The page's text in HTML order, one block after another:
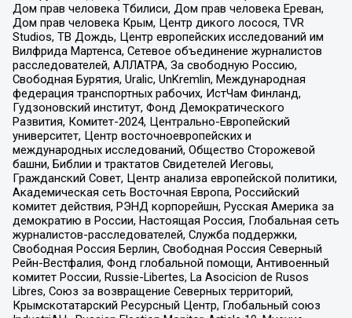
Дом прав человека Тбилиси, Дом прав человека Ереван,
Дом прав человека Крым, Центр дикого лосося, TVR
Studios, ТВ Дождь, Центр европейских исследований им
Вилфрида Мартенса, Сетевое объединение журналистов
расследователей, АЛЛАТРА, За свободную Россию,
Свободная Бурятия, Uralic, UnKremlin, Международная
федерация транспортных рабочих, ИстЧам Финланд,
Гудзоновский институт, Фонд Демократического
Развития, Комитет-2024, Центрально-Европейский
университет, Центр восточноевропейских и
международных исследований, Общество Сторожевой
башни, Библии и трактатов Свидетелей Иеговы,
Гражданский Совет, Центр анализа европейской политики,
Академическая сеть Восточная Европа, Российский
комитет действия, РЭНД корпорейшн, Русская Америка за
демократию в России, Настоящая Россия, Глобальная сеть
журналистов-расследователей, Служба поддержки,
Свободная Россия Берлин, Свободная Россия Северный
Рейн-Вестфалия, Фонд глобальной помощи, Антивоенный
комитет России, Russie-Libertes, La Asocicion de Rusos
Libres, Союз за возвращение Северных территорий,
Крымскотатарский Ресурсный Центр, Глобальный союз